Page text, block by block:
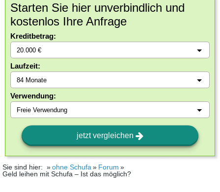
Starten Sie hier unverbindlich und
kostenlos Ihre Anfrage
Kreditbetrag:
Laufzeit:
Verwendung:
jetzt vergleichen
Sie sind hier: ohne Schufa
Forum
Geld leihen mit Schufa – Ist das möglich?